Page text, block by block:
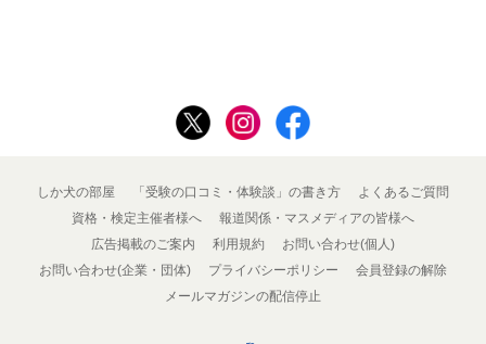
しか犬の部屋 「受験の口コミ・体験談」の書き方
よくあるご質問
資格・検定主催者様へ
報道関係・マスメディアの皆様へ
広告掲載のご案内
利用規約
お問い合わせ(個人)
お問い合わせ(企業・団体)
プライバシーポリシー
会員登録の解除
メールマガジンの配信停止